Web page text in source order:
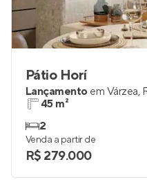
Pátio Horí
Lançamento em Várzea,
45 m²
2
Venda a partir de
R$ 279.000